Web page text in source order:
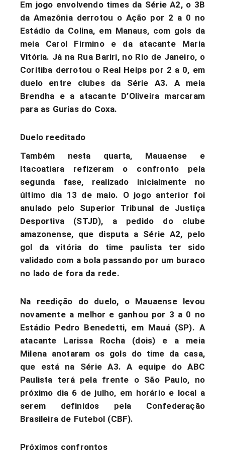
Em jogo envolvendo times da Série A2, o 3B
da Amazônia derrotou o Ação por 2 a 0 no
Estádio da Colina, em Manaus, com gols da
meia Carol Firmino e da atacante Maria
Vitória. Já na Rua Bariri, no Rio de Janeiro, o
Coritiba derrotou o Real Heips por 2 a 0, em
duelo entre clubes da Série A3. A meia
Brendha e a atacante D’Oliveira marcaram
para as Gurias do Coxa.
Duelo reeditado
Também nesta quarta, Mauaense e
Itacoatiara refizeram o confronto pela
segunda fase, realizado inicialmente no
último dia 13 de maio. O jogo anterior foi
anulado pelo Superior Tribunal de Justiça
Desportiva (STJD), a pedido do clube
amazonense, que disputa a Série A2, pelo
gol da vitória do time paulista ter sido
validado com a bola passando por um buraco
no lado de fora da rede.
Na reedição do duelo, o Mauaense levou
novamente a melhor e ganhou por 3 a 0 no
Estádio Pedro Benedetti, em Mauá (SP). A
atacante Larissa Rocha (dois) e a meia
Milena anotaram os gols do time da casa,
que está na Série A3. A equipe do ABC
Paulista terá pela frente o São Paulo, no
próximo dia 6 de julho, em horário e local a
serem definidos pela Confederação
Brasileira de Futebol (CBF).
Próximos confrontos